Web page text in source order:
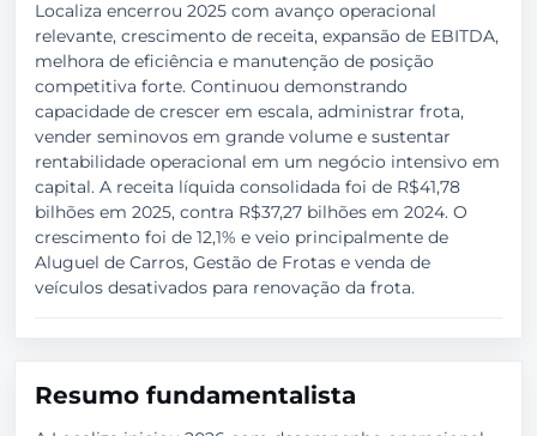
Localiza encerrou 2025 com avanço operacional
relevante, crescimento de receita, expansão de EBITDA,
melhora de eficiência e manutenção de posição
competitiva forte. Continuou demonstrando
capacidade de crescer em escala, administrar frota,
vender seminovos em grande volume e sustentar
rentabilidade operacional em um negócio intensivo em
capital. A receita líquida consolidada foi de R$41,78
bilhões em 2025, contra R$37,27 bilhões em 2024. O
crescimento foi de 12,1% e veio principalmente de
Aluguel de Carros, Gestão de Frotas e venda de
veículos desativados para renovação da frota.
Resumo fundamentalista